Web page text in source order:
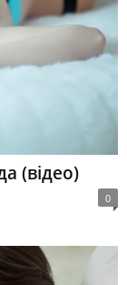
(відео)
0